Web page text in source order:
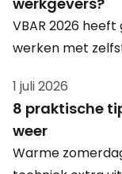
VBAR 2026
werken met
belangrijker.
arbeidsrelaties
naar juridisch
1 juli 2026
8 praktische
weer
Warme